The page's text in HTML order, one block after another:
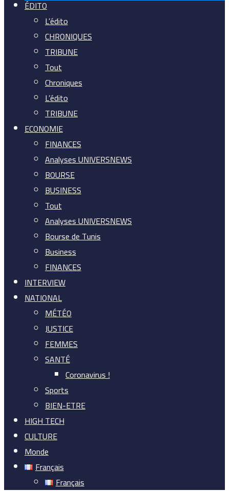
ÉDITO
L’édito
CHRONIQUES
TRIBUNE
Tout
Chroniques
L’édito
TRIBUNE
ECONOMIE
FINANCES
Analyses UNIVERSNEWS
BOURSE
BUSINESS
Tout
Analyses UNIVERSNEWS
Bourse de Tunis
Business
FINANCES
INTERVIEW
NATIONAL
MÉTÉO
JUSTICE
FEMMES
SANTÉ
Coronavirus !
Sports
BIEN-ETRE
HIGH TECH
CULTURE
Monde
Français
Français